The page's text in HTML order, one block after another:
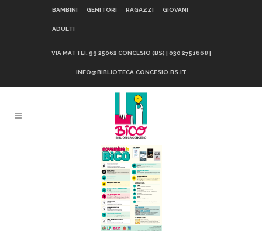
BAMBINI GENITORI RAGAZZI GIOVANI
ADULTI
VIA MATTEI, 99 25062 CONCESIO (BS) | 030 2751668 |
INFO@BIBLIOTECA.CONCESIO.BS.IT